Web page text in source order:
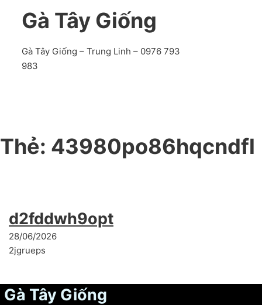
Gà Tây Giống
Gà Tây Giống – Trung Linh – 0976 793
983
Thẻ: 43980po86hqcndfl
d2fddwh9opttdr
28/06/2026
2jgrueps
Gà Tây Giống